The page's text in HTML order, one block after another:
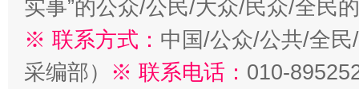
实事”的公众/公民/大众/民众/全民
※ 联系方式： 中国/公众/公共/全
采编部） ※ 联系电话： 010-